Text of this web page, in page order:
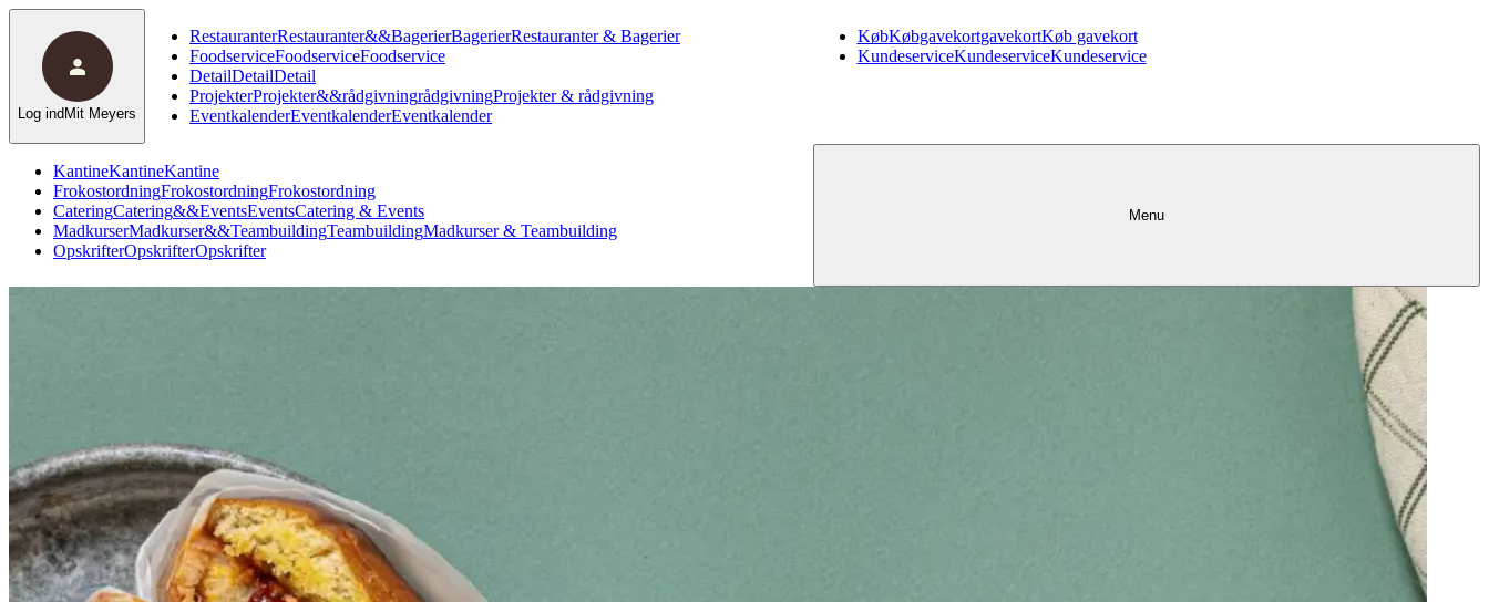
KantineKantineKantine
FrokostordningFrokostordningFrokostordning
CateringCatering&&EventsEventsCatering & Events
MadkurserMadkurser&&TeambuildingTeambuildingMadkurser & Teambuilding
OpskrifterOpskrifterOpskrifter
RestauranterRestauranter&&BagerierBagerierRestauranter & Bagerier
FoodserviceFoodserviceFoodservice
DetailDetailDetail
ProjekterProjekter&&rådgivningrådgivningProjekter & rådgivning
EventkalenderEventkalenderEventkalender
KøbKøbgavekortgavekortKøb gavekort
KundeserviceKundeserviceKundeservice
Log ind Mit Meyers
Menu